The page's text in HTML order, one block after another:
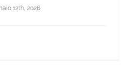
12th, 2026